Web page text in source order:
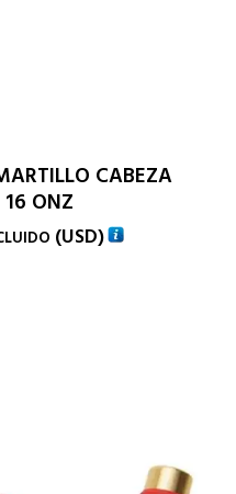
CABEZA
ONZ
(USD)